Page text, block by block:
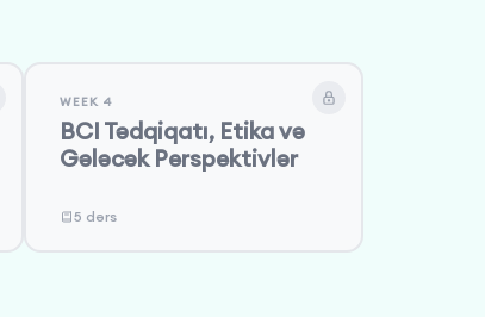
WEEK 4
BCI Tədqiqatı, Etika və
Gələcək Perspektivlər
5 dərs